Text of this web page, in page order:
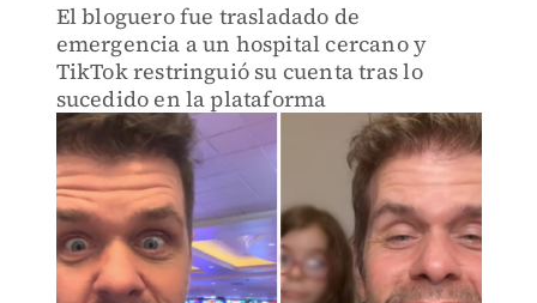
El bloguero fue trasladado de
emergencia a un hospital cercano y
TikTok restringuió su cuenta tras lo
sucedido en la plataforma